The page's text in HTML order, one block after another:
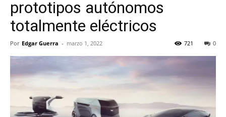
prototipos autónomos
totalmente eléctricos
Por Edgar Guerra - marzo 1, 2022 0
721